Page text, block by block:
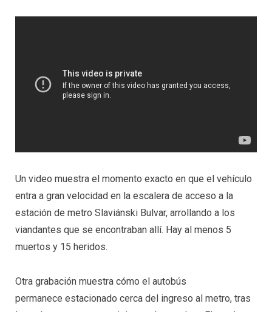
Un video muestra el momento exacto en que el vehículo
entra a gran velocidad en la escalera de acceso a la
estación de metro Slaviánski Bulvar, arrollando a los
viandantes que se encontraban allí. Hay al menos 5
muertos y 15 heridos.
Otra grabación muestra cómo el autobús
permanece estacionado cerca del ingreso al metro, tras